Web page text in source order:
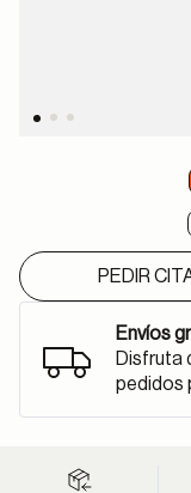
PEDIR
Envíos
Disfruta
pedidos